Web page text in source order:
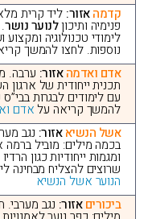
קדמהאזור: ליד קרית
פנימיה ותיכוןלנוער נושר.
לימודי טכנולוגיה
נוספות. לחצו להמשך
אדם ואדמהאזור: ערבה.
תכנית ייחודית של
עם לימודים לבגרות
להמשך קריאה עלאדם
אשל הנשיאאזור: נגב
בכמה מילים: מוביל ברמה
ומגמות ייחודיות כגון
שרוצים להצליח מבחינה
הנוער אשל הנשיא
ביכוריםאזור: נגב מערבי.